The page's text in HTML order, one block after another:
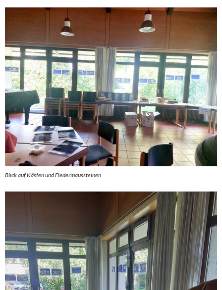
Blick auf Kästen und Fledermaussteinen